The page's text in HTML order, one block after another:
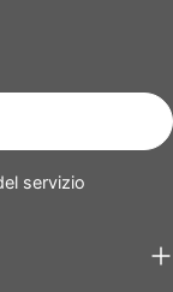
servizio